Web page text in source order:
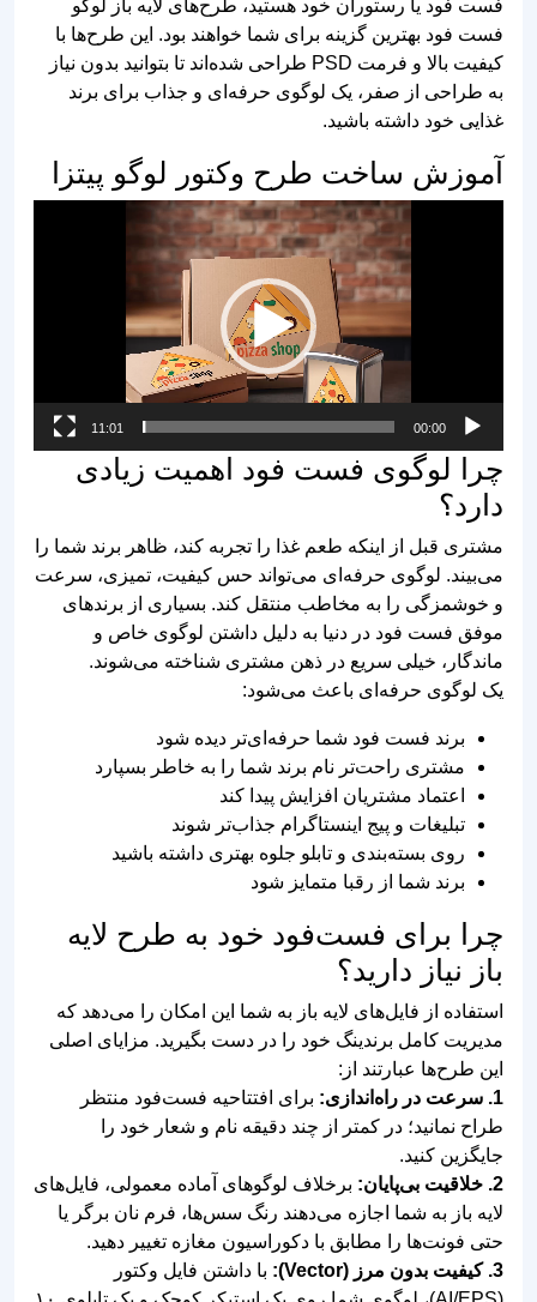
وکتور لوگو برگر کینگ و
سلطان همبرگر
لوگو و لیبل فست فود لایه
طرح لوگو همبرگر و هات
داگ تک رنگ مشکی
لوگو همبرگر دلیوری و
فست فود بیرون بر
طرح لوگو دایره ای
همبرگر و استیکر فست
طرح لایه باز لوگو زغال
برگر و همبرگر آتشی
لوگو برگر دست ساز و
فست فود مدرن وکتور